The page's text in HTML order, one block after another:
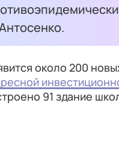
около 200
91 здание